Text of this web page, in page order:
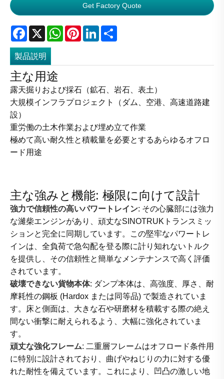
Get Factory Quote
Facebook
X WhatsApp
PinterestLinkedIn
製品説明
主な用途
露天掘りおよび採石（鉱石、岩石、表土）
大規模インフラプロジェクト（ダム、空港、高速道路建
設）
重労働の土木作業および埋め立て作業
極めて高い耐久性と積載量を必要とするあらゆるオフロ
ード用途
主な強みと機能: 極限に向けて設計
強力で信頼性の高いパワートレイン: その心臓部には強力
な濰柴エンジンがあり、頑丈なSINOTRUKトランスミッ
ションと完全に同期しています。この堅牢なパワートレ
インは、全負荷で急勾配を登る際に計り知れないトルク
を提供し、その信頼性と簡単なメンテナンスで高く評価
されています。
破壊できない貨物本体: ダンプ本体は、高強度、厚さ、耐
摩耗性の鋼板 (Hardox または同等品) で製造されていま
す。床と側面は、大きな石や研磨材を積載する際の絶え
間ない衝撃に耐えられるよう、大幅に強化されていま
す。
頑丈な強化フレーム: 二重層フレームはオフロード条件用
に特別に設計されており、曲げやねじりの力に対する優
れた耐性を備えています。これにより、凹凸の激しい地